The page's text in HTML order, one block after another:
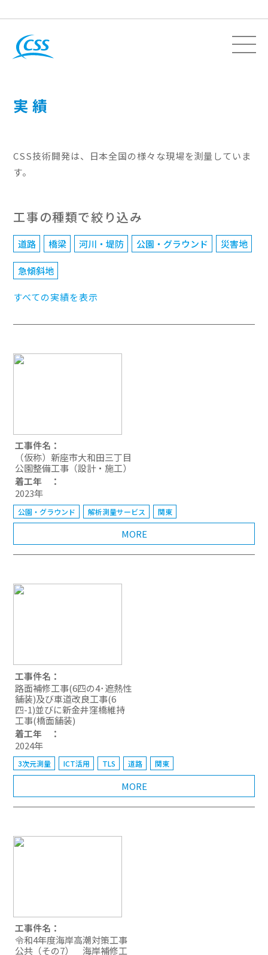
実績
CSS技術開発は、日本全国の様々な現場を測量していま
す。
工事の種類で絞り込み
道路 橋梁 河川・堤防 公園・グラウンド 災害地
急傾斜地
すべての実績を表示
工事件名：
（仮称）新座市大和田三丁目
公園整備工事（設計・施工）
着工年 ：
2023年
公園・グラウンド 解析測量サービス 関東
MORE
工事件名：
路面補修工事(6四の4･遮熱性
舗装)及び車道改良工事(6
四-1)並びに新金井窪橋維持
工事(橋面舗装)
着工年 ：
2024年
3次元測量 ICT活用 TLS 道路 関東
MORE
工事件名：
令和4年度海岸高潮対策工事
公共（その7） 海岸補修工